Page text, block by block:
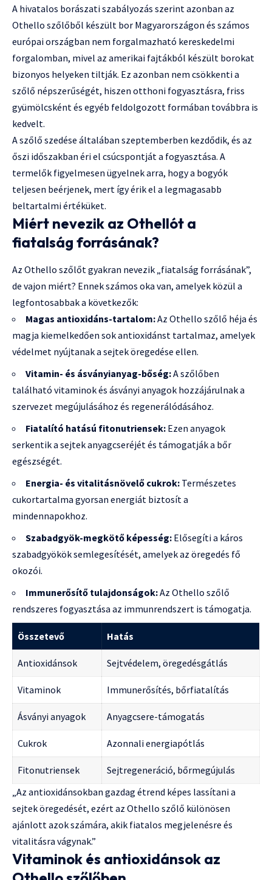
A hivatalos borászati szabályozás szerint azonban az
Othello szőlőből készült bor Magyarországon és számos
európai országban nem forgalmazható kereskedelmi
forgalomban, mivel az amerikai fajtákból készült borokat
bizonyos helyeken tiltják. Ez azonban nem csökkenti a
szőlő népszerűségét, hiszen otthoni fogyasztásra, friss
gyümölcsként és egyéb feldolgozott formában továbbra is
kedvelt.
A szőlő szedése általában szeptemberben kezdődik, és az
őszi időszakban éri el csúcspontját a fogyasztása. A
termelők figyelmesen ügyelnek arra, hogy a bogyók
teljesen beérjenek, mert így érik el a legmagasabb
beltartalmi értéküket.
Miért nevezik az Othellót a
fiatalság forrásának?
Az Othello szőlőt gyakran nevezik „fiatalság forrásának”,
de vajon miért? Ennek számos oka van, amelyek közül a
legfontosabbak a következők:
Magas antioxidáns-tartalom:Az Othello szőlő héja és
magja kiemelkedően sok antioxidánst tartalmaz, amelyek
védelmet nyújtanak a sejtek öregedése ellen.
Vitamin- és ásványianyag-bőség:A szőlőben
található vitaminok és ásványi anyagok hozzájárulnak a
szervezet megújulásához és regenerálódásához.
Fiatalító hatású fitonutriensek: Ezen anyagok
serkentik a sejtek anyagcseréjét és támogatják a bőr
egészségét.
Energia- és vitalitásnövelő cukrok: Természetes
cukortartalma gyorsan energiát biztosít a
mindennapokhoz.
Szabadgyök-megkötő képesség: Elősegíti a káros
szabadgyökök semlegesítését, amelyek az öregedés fő
okozói.
Immunerősítő tulajdonságok:Az Othello szőlő
rendszeres fogyasztása az immunrendszert is támogatja.
Összetevő Hatás
Antioxidánsok Sejtvédelem, öregedésgátlás
Vitaminok Immunerősítés, bőrfiatalítás
Ásványi anyagok Anyagcsere-támogatás
Cukrok Azonnali energiapótlás
Fitonutriensek
Sejtregeneráció, bőrmegújulás
„Az antioxidánsokban gazdag étrend képes lassítani a
sejtek öregedését, ezért az Othello szőlő különösen
ajánlott azok számára, akik fiatalos megjelenésre és
vitalitásra vágynak.”
Vitaminok és antioxidánsok az